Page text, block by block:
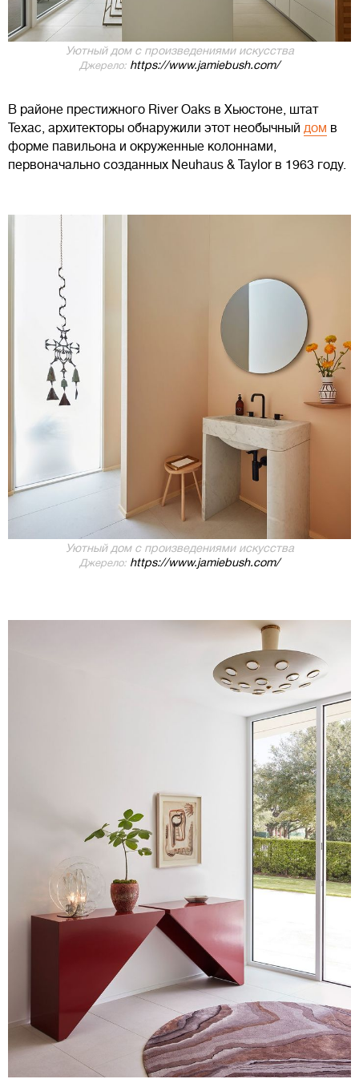
Уютный дом с произведениями искусства
Джерело: https://www.jamiebush.com/
В районе престижного River Oaks в Хьюстоне, штат
Техас, архитекторы обнаружили этот необычный дом в
форме павильона и окруженные колоннами,
первоначально созданных Neuhaus & Taylor в 1963 году.
Уютный дом с произведениями искусства
Джерело: https://www.jamiebush.com/